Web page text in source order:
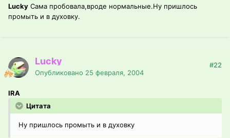
Lucky Сама пробовала,вроде нормальные.Ну пришлось
промыть и в духовку.
Lucky
Опубликовано 25 февраля, 2004
#22
IRA
Цитата
Ну пришлось промыть и в духовку